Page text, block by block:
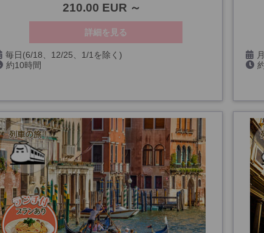
210.00 EUR
詳細を見る
毎日(6/18、12/25、1/1を除く)
約10時間
ペイ